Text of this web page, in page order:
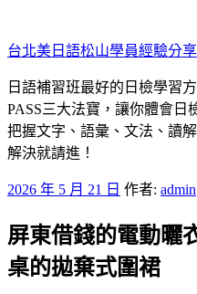
至
主
要
內
容
台北美日語松山學員經驗分享
日語補習班最好的日檢學習
PASS三大法寶，讓你體會日
把握文字、語彙、文法、讀
解決就請進！
發
於
2026 年 5 月 21 日 作者: admin
屏東借錢的電動曬
桌的拋棄式圍裙